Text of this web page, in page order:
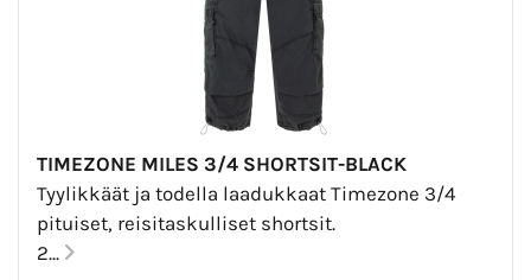
TIMEZONE MILES 3/4 SHORTSIT-BLACK
Tyylikkäät ja todella laadukkaat Timezone 3/4
pituiset, reisitaskulliset shortsit.
2...